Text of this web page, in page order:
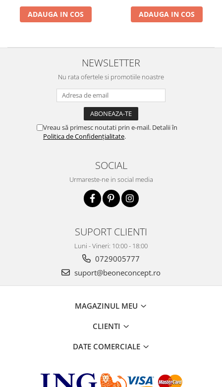
ADAUGA IN COS ADAUGA IN COS
NEWSLETTER
Nu rata ofertele si promotiile noastre
Vreau să primesc noutati prin e-mail. Detalii în
Politica de Confidențialitate.
SOCIAL
Urmareste-ne in social media
SUPORT CLIENTI
Luni - Vineri: 10:00 - 18:00
0729005777
suport@beoneconcept.ro
MAGAZINUL MEU
CLIENTI
DATE COMERCIALE